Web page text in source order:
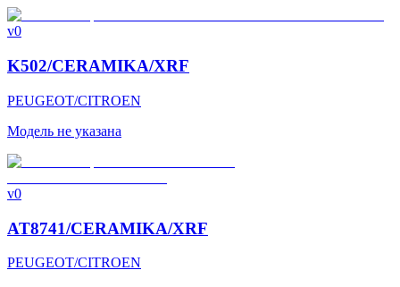
v0
K502/CERAMIKA/XRF
PEUGEOT/CITROEN
Модель не указана
v0
AT8741/CERAMIKA/XRF
PEUGEOT/CITROEN